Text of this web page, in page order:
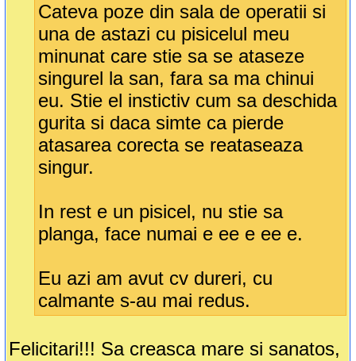
Cateva poze din sala de operatii si
una de astazi cu pisicelul meu
minunat care stie sa se ataseze
singurel la san, fara sa ma chinui
eu. Stie el instictiv cum sa deschida
gurita si daca simte ca pierde
atasarea corecta se reataseaza
singur.
In rest e un pisicel, nu stie sa
planga, face numai e ee e ee e.
Eu azi am avut cv dureri, cu
calmante s-au mai redus.
Felicitari!!! Sa creasca mare si sanatos,